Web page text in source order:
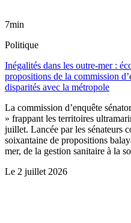
7min
Politique
Inégalités dans les outre-mer :
propositions de la commission
disparités avec la métropole
La commission d’enquête
» frappant les territoires
juillet. Lancée par les sénateurs
soixantaine de propositions
mer, de la gestion sanitaire à la
Le 2 juillet 2026